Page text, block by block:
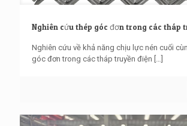
Nghiên cứu thép góc đơn trong các tháp
Nghiên cứu về khả năng chịu lực nén cuối
góc đơn trong các tháp truyền điện […]